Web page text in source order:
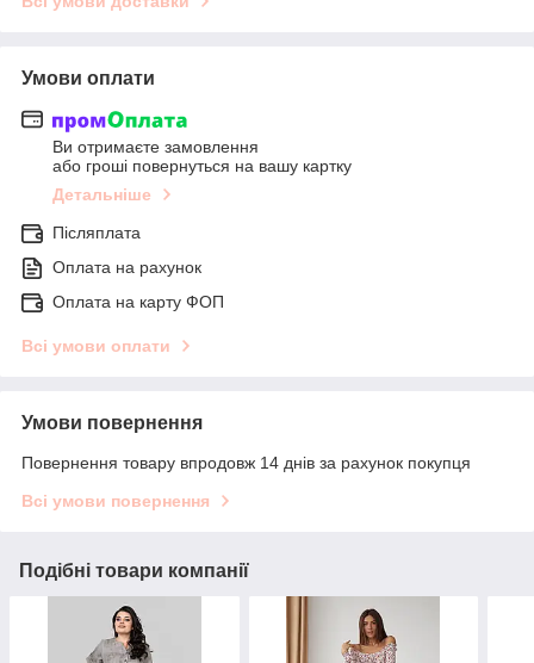
Умови оплати
Ви отримаєте замовлення
або гроші повернуться на вашу картку
Детальніше
Післяплата
Оплата на рахунок
Оплата на карту ФОП
Всі умови оплати
Умови повернення
Повернення товару впродовж 14 днів за рахунок покупця
Всі умови повернення
Подібні товари компанії